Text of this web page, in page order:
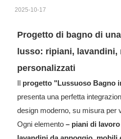
2025-10-17
Progetto di bagno di
lusso: ripiani,
personalizzati
Il progetto "Lussuoso Bagno
presenta una perfetta
design moderno, su misura per
Ogni elemento – piani di